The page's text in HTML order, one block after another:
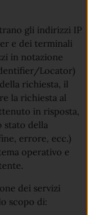
gli indirizzi IP
e dei terminali
in notazione
Locator)
richiesta, il
la richiesta al
in risposta,
stato della
errore, ecc.)
operativo e
dei servizi
scopo di: